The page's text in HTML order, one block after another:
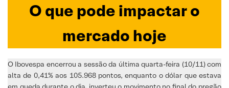
O que pode impactar o
mercado hoje
O Ibovespa encerrou a sessão da última quarta-feira (10/11) com
alta de 0,41% aos 105.968 pontos, enquanto o dólar que estava